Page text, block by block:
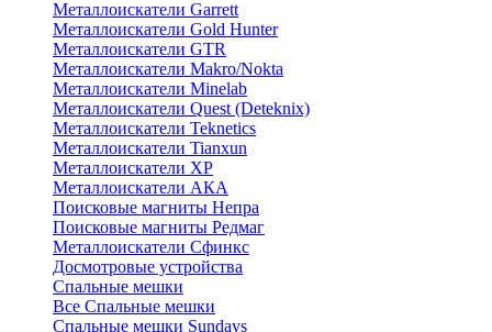
Металлоискатели Garrett
Металлоискатели Gold Hunter
Металлоискатели GTR
Металлоискатели Makro/Nokta
Металлоискатели Minelab
Металлоискатели Quest (Deteknix)
Металлоискатели Teknetics
Металлоискатели Tianxun
Металлоискатели XP
Металлоискатели АКА
Поисковые магниты Непра
Поисковые магниты Редмаг
Металлоискатели Сфинкс
Досмотровые устройства
Спальные мешки
Все Спальные мешки
Спальные мешки Sundays